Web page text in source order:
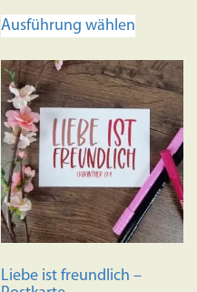
Ausführung wählen
mehrere
auf.
Die
können
auf
der
gewählt
Liebe ist freundlich –